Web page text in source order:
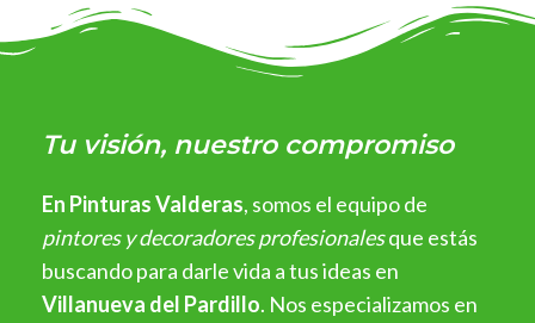
Tu visión, nuestro compromiso
En Pinturas Valderas, somos el equipo de
pintores y decoradores profesionalesque estás
buscando para darle vida a tus ideas en
Villanueva del Pardillo. Nos especializamos en